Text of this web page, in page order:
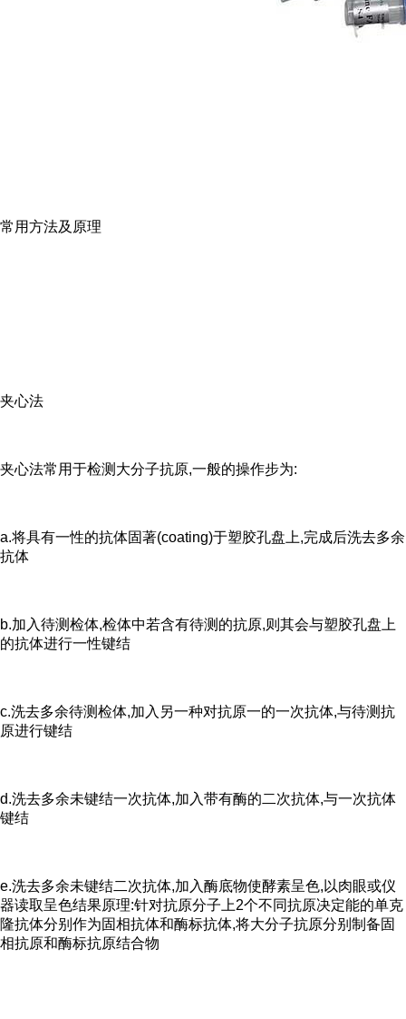
常用方法及原理
夹心法
夹心法常用于检测大分子抗原,一般的操作步为:
a.将具有一性的抗体固著(coating)于塑胶孔盘上,完成后洗去多余
抗体
b.加入待测检体,检体中若含有待测的抗原,则其会与塑胶孔盘上
的抗体进行一性键结
c.洗去多余待测检体,加入另一种对抗原一的一次抗体,与待测抗
原进行键结
d.洗去多余未键结一次抗体,加入带有酶的二次抗体,与一次抗体
键结
e.洗去多余未键结二次抗体,加入酶底物使酵素呈色,以肉眼或仪
器读取呈色结果原理:针对抗原分子上2个不同抗原决定能的单克
隆抗体分别作为固相抗体和酶标抗体,将大分子抗原分别制备固
相抗原和酶标抗原结合物